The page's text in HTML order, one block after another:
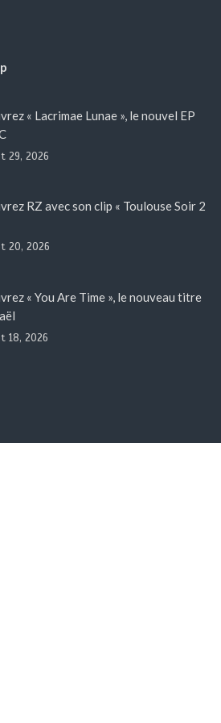
« Lacrimae Lunae », le nouvel EP
29, 2026
RZ avec son clip « Toulouse Soir 2
20, 2026
« You Are Time », le nouveau titre
18, 2026